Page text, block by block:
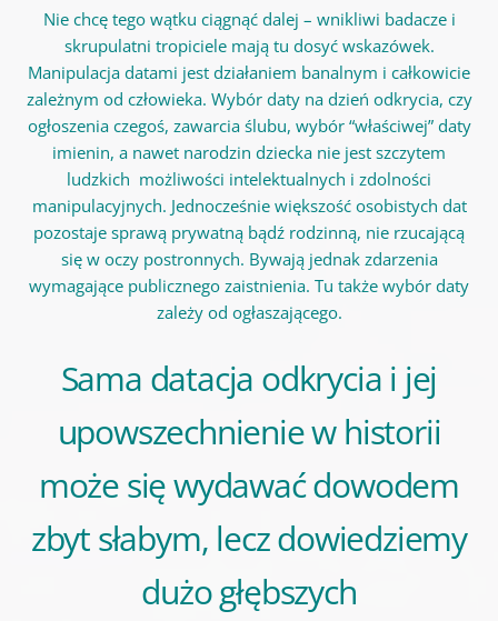
Nie chcę tego wątku ciągnąć dalej – wnikliwi badacze i
skrupulatni tropiciele mają tu dosyć wskazówek.
Manipulacja datami jest działaniem banalnym i całkowicie
zależnym od człowieka. Wybór daty na dzień odkrycia, czy
ogłoszenia czegoś, zawarcia ślubu, wybór “właściwej” daty
imienin, a nawet narodzin dziecka nie jest szczytem
ludzkich możliwości intelektualnych i zdolności
manipulacyjnych. Jednocześnie większość osobistych dat
pozostaje sprawą prywatną bądź rodzinną, nie rzucającą
się w oczy postronnych. Bywają jednak zdarzenia
wymagające publicznego zaistnienia. Tu także wybór daty
zależy od ogłaszającego.
Sama datacja odkrycia i jej
upowszechnienie w historii
może się wydawać dowodem
zbyt słabym, lecz dowiedziemy
dużo głębszych